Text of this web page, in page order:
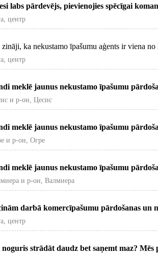
labs pārdevējs, pievienojies spēcīgai
центр
zināji, ka nekustamo īpašumu aģents ir viena
центр
meklē jaunus nekustamo īpašumu
un
и р-он, Цесис
meklē jaunus nekustamo īpašumu
un
и р-он, Огре
meklē jaunus nekustamo īpašumu
un
и р-он, Валмиера
darbā komercīpašumu pārdošanas un
nep
центр
noguris strādāt daudz bet saņemt maz?